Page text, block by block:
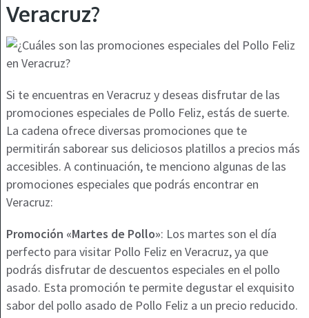
Veracruz?
Si te encuentras en Veracruz y deseas disfrutar de las
promociones especiales de Pollo Feliz, estás de suerte.
La cadena ofrece diversas promociones que te
permitirán saborear sus deliciosos platillos a precios más
accesibles. A continuación, te menciono algunas de las
promociones especiales que podrás encontrar en
Veracruz:
Promoción «Martes de Pollo»: Los martes son el día
perfecto para visitar Pollo Feliz en Veracruz, ya que
podrás disfrutar de descuentos especiales en el pollo
asado. Esta promoción te permite degustar el exquisito
sabor del pollo asado de Pollo Feliz a un precio reducido.